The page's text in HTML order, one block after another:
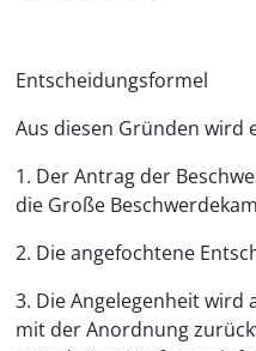
Entscheidungsformel
Aus diesen Gründen wird
1. Der Antrag der
die Große
2. Die angefochtene
3. Die Angelegenheit wird
mit der Anordnung